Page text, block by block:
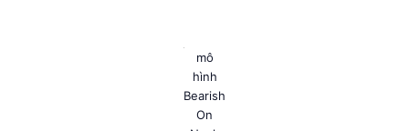
mô hình Bearish On Neck trên biểu đồ Đậu nành
mô
hình